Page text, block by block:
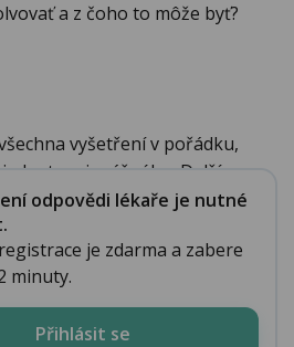
a z čoho to môže byť?
vyšetření v pořádku,
o nic vážného. Další vy...
odpovědi lékaře je nutné
je zdarma a zabere
minuty.
Přihlásit se